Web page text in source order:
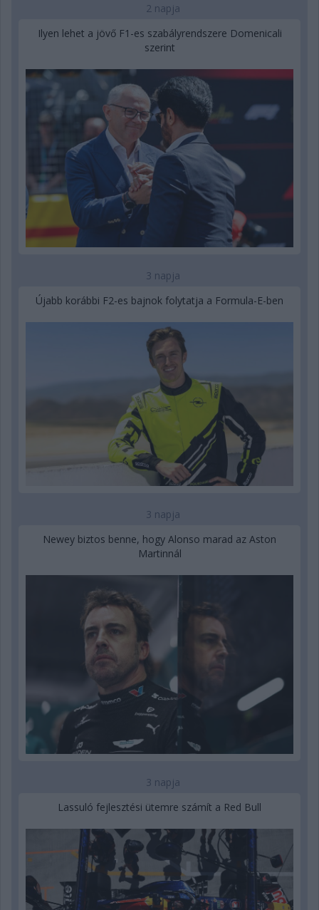
2 napja
Ilyen lehet a jövő F1-es szabályrendszere Domenicali
szerint
3 napja
Újabb korábbi F2-es bajnok folytatja a Formula-E-ben
3 napja
Newey biztos benne, hogy Alonso marad az Aston
Martinnál
3 napja
Lassuló fejlesztési ütemre számít a Red Bull